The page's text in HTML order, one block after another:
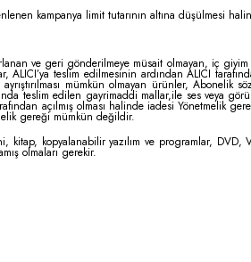
kampanya limit tutarının altına düşülmesi
ve geri gönderilmeye müsait olmayan, iç
teslim edilmesinin ardından ALICI
mümkün olmayan ürünler,
teslim edilen gayrimaddi mallar,ile ses veya
açılmış olması halinde iadesi Yönetmelik
gereği mümkün değildir.
kopyalanabilir yazılım ve programlar,
olmaları gerekir.